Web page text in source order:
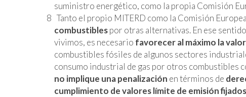
suministro energético, como la propia Comisión
Tanto el propio MITERD como la Comisión
combustiblespor otras alternativas. En ese
vivimos, es necesario favorecer al máximo la
combustibles fósiles de algunos sectores
consumo industrial de gas por otros combustibles
no implique una penalización en términos de
cumplimiento de valores límite de emisión